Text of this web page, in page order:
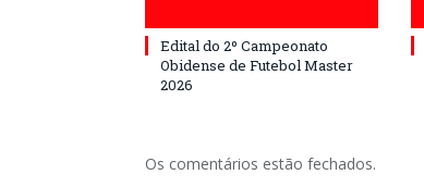
Edital do 2º Campeonato
Obidense de Futebol Master
2026
Os comentários estão fechados.